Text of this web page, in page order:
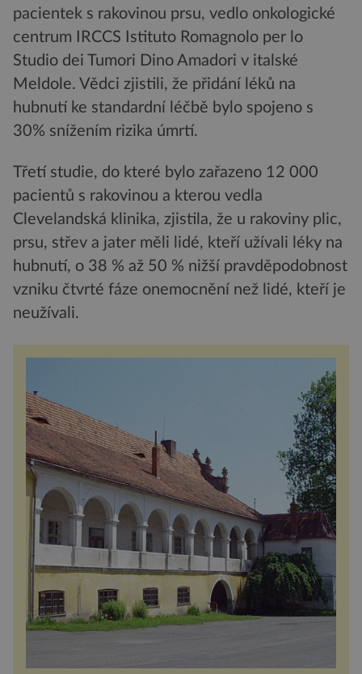
pacientek s rakovinou prsu, vedlo onkologické
centrum IRCCS Istituto Romagnolo per lo
Studio dei Tumori Dino Amadori v italské
Meldole. Vědci zjistili, že přidání léků na
hubnutí ke standardní léčbě bylo spojeno s
30% snížením rizika úmrtí.
Třetí studie, do které bylo zařazeno 12 000
pacientů s rakovinou a kterou vedla
Clevelandská klinika, zjistila, že u rakoviny plic,
prsu, střev a jater měli lidé, kteří užívali léky na
hubnutí, o 38 % až 50 % nižší pravděpodobnost
vzniku čtvrté fáze onemocnění než lidé, kteří je
neužívali.